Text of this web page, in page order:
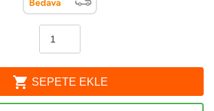
shopping_cart SEPETE EKLE